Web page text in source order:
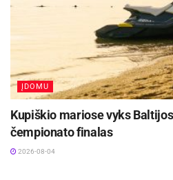
ĮDOMU
Kupiškio mariose vyks
čempionato finalas
2026-08-04